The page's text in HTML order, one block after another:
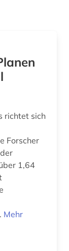
richtet sich
Forscher
1,64
Mehr